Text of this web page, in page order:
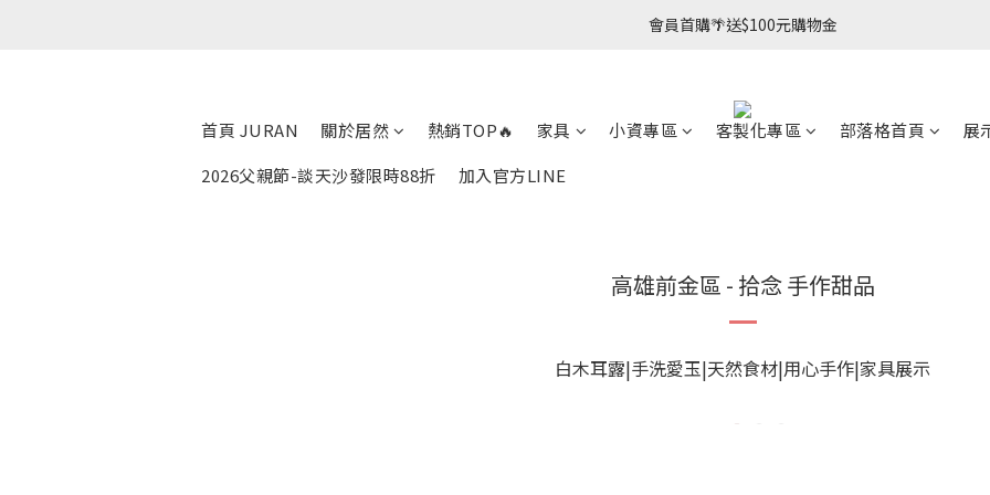
會員首購🌴送$100元購物金
首頁 JURAN 關於居然 熱銷TOP🔥 家具 小資專區 客製化專區 部落格首頁
展
2026父親節-談天沙發限時88折
加入官方LINE
高雄前金區 - 拾念 手作甜品
白木耳露|手洗愛玉|天然食材|用心手作|家具展示